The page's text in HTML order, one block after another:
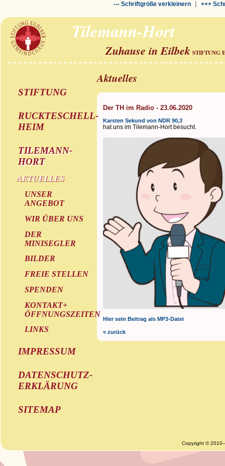
--- Schriftgröße verkleinern| +++
Tilemann-Hort
Zuhause in Eilbek STIFTUNG
STIFTUNG
RUCKTESCHELL-
HEIM
TILEMANN-
HORT
AKTUELLES
UNSER
ANGEBOT
WIR ÜBER UNS
DER
MINISEGLER
BILDER
FREIE STELLEN
SPENDEN
KONTAKT+
ÖFFNUNGSZEITEN
LINKS
IMPRESSUM
DATENSCHUTZ-
ERKLÄRUNG
SITEMAP
Aktuelles
Der TH im Radio - 23.06.2020
Karsten Sekund von NDR 90,3
hat uns im Tilemann-Hort besucht.
Hier sein Beitrag als MP3-Datei
« zurück
Copyright ©